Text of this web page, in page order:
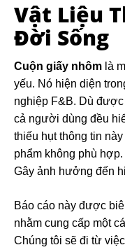
Vật Liệu
Đời Sống
Cuộn giấy nhôm là
yếu. Nó hiện diện
nghiệp F&B. Dù
cả người dùng đều
thiếu hụt thông tin
phẩm không phù
Gây ảnh hưởng đến
Báo cáo này được
nhằm cung cấp một
Chúng tôi sẽ đi từ